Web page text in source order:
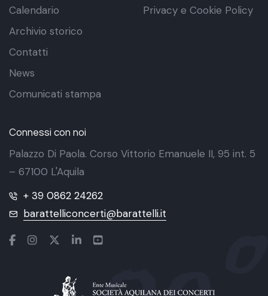
Calendario
Archivio storico
Contatti
News
Comunicati stampa
Privacy e Cookie Policy
Connessi con noi
Palazzo Di Paola. Corso Vittorio Emanuele II, 95 int. 5
– 67100 L'Aquila
+ 39 0862 24262
barattelliconcerti@barattelli.it